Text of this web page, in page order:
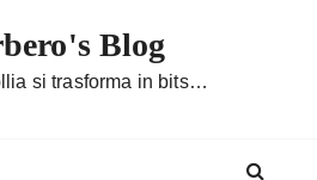
Blog
si trasforma in bits…